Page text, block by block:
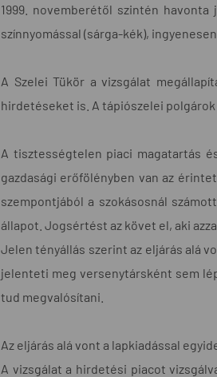
1999. novemberétől szintén
színnyomással (sárga-kék),
A Szelei Tükör a vizsgálat
hirdetéseket is. A tápiószelei
A tisztességtelen piaci magatartás
gazdasági erőfölényben van az
szempontjából a szokásosnál
állapot. Jogsértést az követ el, aki
Jelen tényállás szerint az eljárás alá
jelenteti meg versenytársként sem
tud megvalósítani.
Az eljárás alá vont a lapkiadással
A vizsgálat a hirdetési piacot